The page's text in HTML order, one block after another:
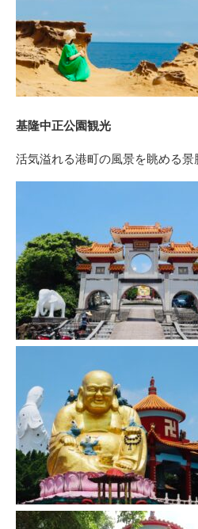
基隆中正公園観光
活気溢れる港町の風景を眺める景